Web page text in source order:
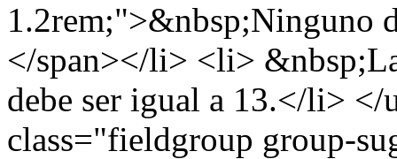
1.2rem;">&nbsp;Ninguno
</span></li> <li>
debe ser igual a 13.</li>
class="fieldgroup group-